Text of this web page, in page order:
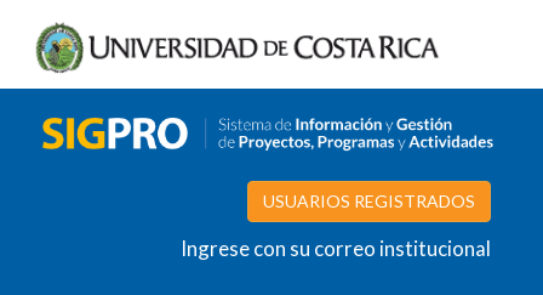
USUARIOS REGISTRADOS
Ingrese con su correo institucional